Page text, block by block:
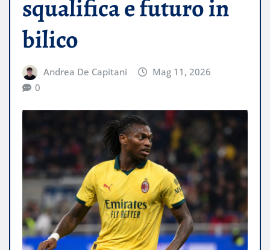
squalifica e futuro in
bilico
Andrea De Capitani
Mag 11, 2026
0